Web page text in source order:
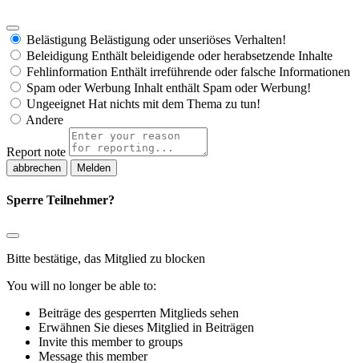
Belästigung Belästigung oder unseriöses Verhalten!
Beleidigung Enthält beleidigende oder herabsetzende Inhalte
Fehlinformation Enthält irreführende oder falsche Informationen
Spam oder Werbung Inhalt enthält Spam oder Werbung!
Ungeeignet Hat nichts mit dem Thema zu tun!
Andere
Report note
Melden
Sperre Teilnehmer?
Bitte bestätige, das Mitglied zu blocken
You will no longer be able to:
Beiträge des gesperrten Mitglieds sehen
Erwähnen Sie dieses Mitglied in Beiträgen
Invite this member to groups
Message this member